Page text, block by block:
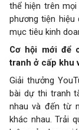
thể hiện trên
phương tiện
mục tiêu kinh
Cơ hội mới để
tranh ở cấp khu
Giải thưởng
bài dự thi tranh
nhau và đến từ
khác nhau. Trải